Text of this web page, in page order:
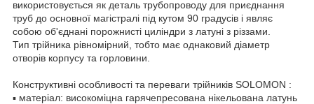
використовується як деталь трубопроводу для приєднання
труб до основної магістралі під кутом 90 градусів і являє
собою об'єднані порожнисті циліндри з латуні з різзами.
Тип трійника рівномірний, тобто має однаковий діаметр
отворів корпусу та горловини.
Конструктивні особливості та переваги трійників SOLOMON :
▪ матеріал: високоміцна гарячепресована нікельована латунь